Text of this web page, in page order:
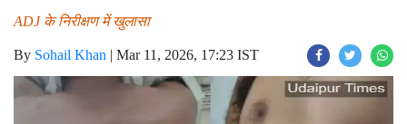
ADJ के निरीक्षण में खुलासा
By Sohail Khan | Mar 11, 2026, 17:23 IST